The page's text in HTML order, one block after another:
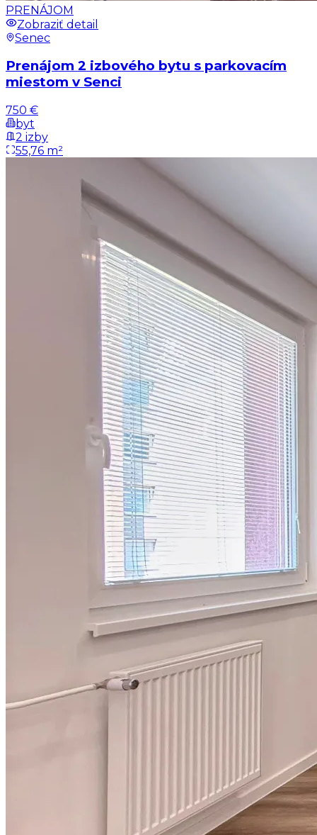
PRENÁJOM
Zobraziť detail
Senec
Prenájom 2 izbového bytu s parkovacím
miestom v Senci
750 €
byt
2 izby
55,76 m²